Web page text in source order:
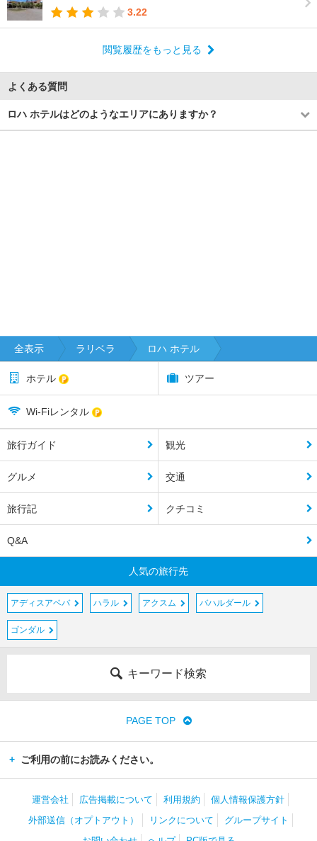
3.22
閲覧履歴をもっと見る
よくある質問
ロハ ホテルはどのようなエリアにありますか？
全表示 ラリベラ ロハ ホテル
ホテル ツアー
Wi-Fiレンタル
旅行ガイド 観光
グルメ 交通
旅行記 クチコミ
Q&A
人気の旅行先
アディスアベバ ハラル アクスム バハルダール
ゴンダル
キーワード検索
PAGE TOP
ご利用の前にお読みください。
運営会社 広告掲載について 利用規約
個人情報保護方針
外部送信（オプトアウト）
リンクについて
グループサイト